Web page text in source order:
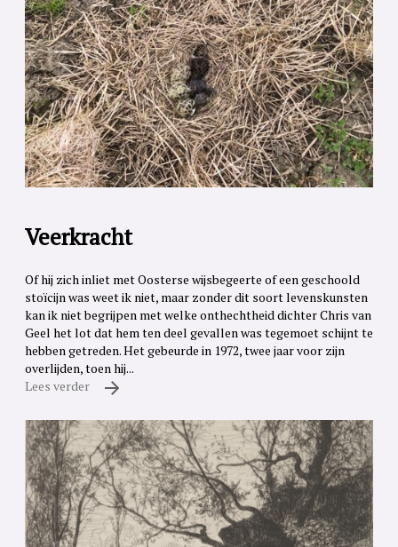
Veerkracht
Of hij zich inliet met Oosterse wijsbegeerte of een geschoold
stoïcijn was weet ik niet, maar zonder dit soort levenskunsten
kan ik niet begrijpen met welke onthechtheid dichter Chris van
Geel het lot dat hem ten deel gevallen was tegemoet schijnt te
hebben getreden. Het gebeurde in 1972, twee jaar voor zijn
overlijden, toen hij...
Lees verder